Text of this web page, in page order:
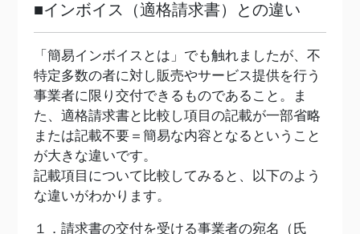
■インボイス（適格請求書）との違い
「簡易インボイスとは」でも触れましたが、不
特定多数の者に対し販売やサービス提供を行う
事業者に限り交付できるものであること。ま
た、適格請求書と比較し項目の記載が一部省略
または記載不要＝簡易な内容となるということ
が大きな違いです。
記載項目について比較してみると、以下のよう
な違いがわかります。
１．請求書の交付を受ける事業者の宛名（氏